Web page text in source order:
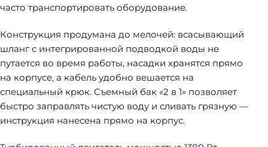
часто транспортировать оборудование.
Конструкция продумана до мелочей: всасывающий
шланг с интегрированной подводкой воды не
путается во время работы, насадки хранятся прямо
на корпусе, а кабель удобно вешается на
специальный крюк. Съемный бак «2 в 1» позволяет
быстро заправлять чистую воду и сливать грязную —
инструкция нанесена прямо на корпус.